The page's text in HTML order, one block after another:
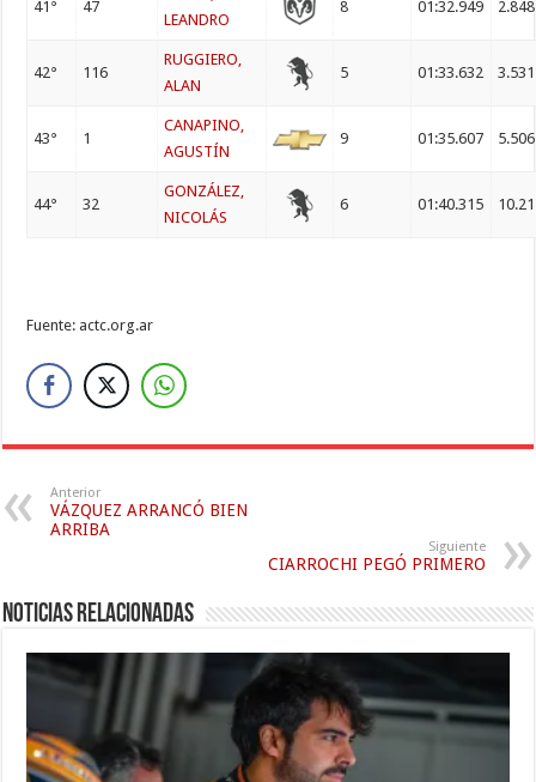
41° 47
LEANDRO
8 01:32.949 2.848
42° 116
RUGGIERO,
ALAN
5 01:33.632 3.531
43° 1
CANAPINO,
AGUSTÍN
9 01:35.607 5.506
44° 32
GONZÁLEZ,
NICOLÁS
6 01:40.315
Fuente: actc.org.ar
Anterior
VÁZQUEZ ARRANCÓ BIEN
ARRIBA
Siguiente
CIARROCHI PEGÓ PRIMERO
Noticias relacionadas